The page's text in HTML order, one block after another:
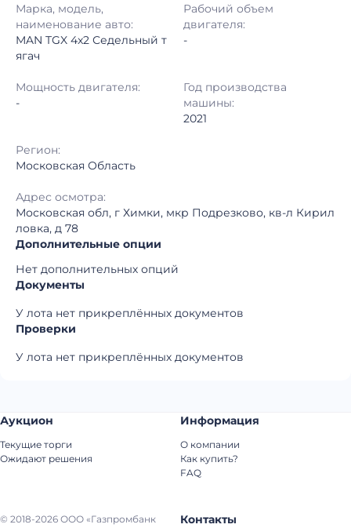
Шаг торгов: 50 000 ₽
Кол-во ставок:
Регион: Московская Область
Марка, модель,
наименование авто:
MAN TGX 4x2 Седельный т
ягач
Рабочий объем
двигателя:
-
Мощность двигателя:
-
Год производства
машины:
2021
Регион:
Московская Область
Адрес осмотра:
Московская обл, г Химки, мкр Подрезково, кв-л Кирил
ловка, д 78
Дополнительные опции
Нет дополнительных опций
Документы
У лота нет прикреплённых документов
Проверки
У лота нет прикреплённых документов
© 2018-2026 ООО «Газпромбанк
Аукцион
Текущие торги
Ожидают решения
Информация
О компании
Как купить?
FAQ
Контакты